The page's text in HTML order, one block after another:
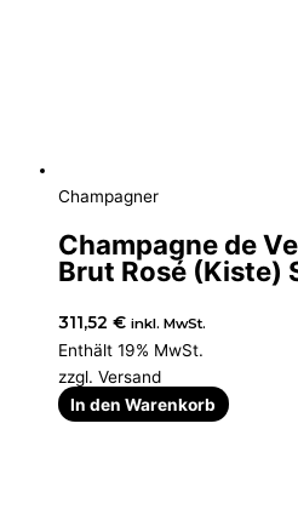
Champagner
Champagne de
Brut Rosé (Kiste)
311,52 € inkl. MwSt.
Enthält 19% MwSt.
zzgl. Versand
In den Warenkorb